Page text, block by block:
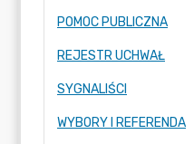
POMOC PUBLICZNA
REJESTR UCHWAŁ
SYGNALIŚCI
WYBORY I REFERENDA